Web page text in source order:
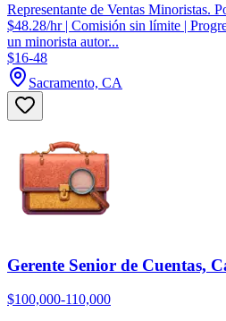
Representante de Ventas Minoristas.
$48.28/hr | Comisión sin límite |
un minorista autor...
$16-48
Sacramento, CA
Gerente Senior de Cuentas,
$100,000-110,000